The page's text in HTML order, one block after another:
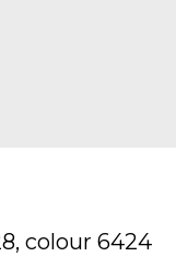
colour 6424